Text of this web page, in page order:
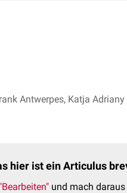
Antwerpes, Katja Adriany
hier ist ein Articulus
"Bearbeiten" und mach